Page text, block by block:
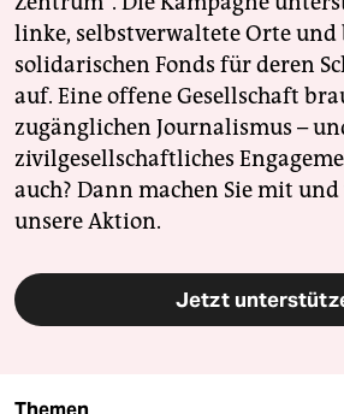
linke, selbstverwaltete Orte und
solidarischen Fonds für deren
auf. Eine offene Gesellschaft
zugänglichen Journalismus –
zivilgesellschaftliches
auch? Dann machen Sie mit
unsere Aktion.
Jetzt